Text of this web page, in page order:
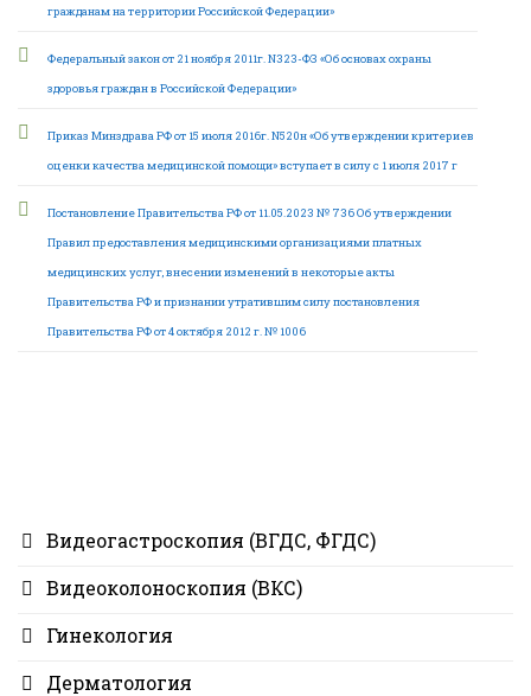
гражданам на территории Российской Федерации»
Федеральный закон от 21 ноября 2011г. N323-ФЗ «Об основах охраны
здоровья граждан в Российской Федерации»
Приказ Минздрава РФ от 15 июля 2016г. N520н «Об утверждении критериев
оценки качества медицинской помощи» вступает в силу с 1 июля 2017 г
Постановление Правительства РФ от 11.05.2023 № 736 Об утверждении
Правил предоставления медицинскими организациями платных
медицинских услуг, внесении изменений в некоторые акты
Правительства РФ и признании утратившим силу постановления
Правительства РФ от 4 октября 2012 г. № 1006
Видеогастроскопия (ВГДС, ФГДС)
Видеоколоноскопия (ВКС)
Гинекология
Дерматология